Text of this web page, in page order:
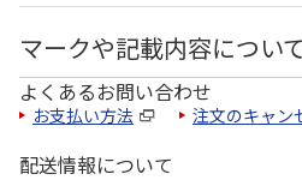
マークや記載内容につい
よくあるお問い合わせ
お支払い方法 注文のキャン
配送情報について